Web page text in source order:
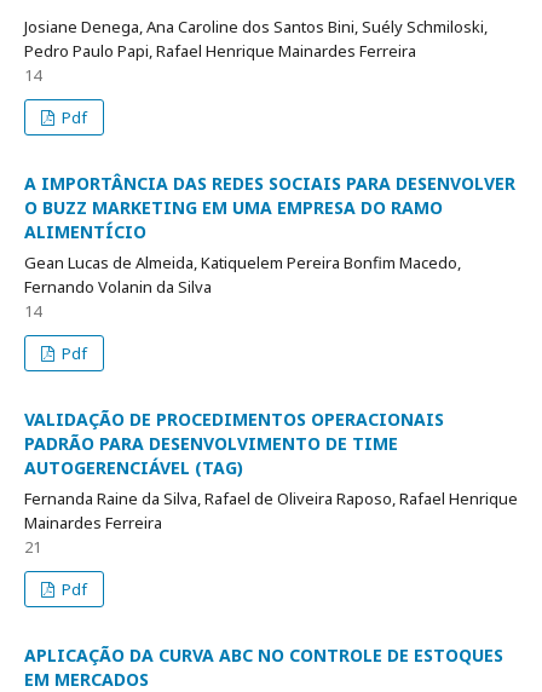
Josiane Denega, Ana Caroline dos Santos Bini, Suély Schmiloski,
Pedro Paulo Papi, Rafael Henrique Mainardes Ferreira
14
Pdf
A IMPORTÂNCIA DAS REDES SOCIAIS PARA DESENVOLVER
O BUZZ MARKETING EM UMA EMPRESA DO RAMO
ALIMENTÍCIO
Gean Lucas de Almeida, Katiquelem Pereira Bonfim Macedo,
Fernando Volanin da Silva
14
Pdf
VALIDAÇÃO DE PROCEDIMENTOS OPERACIONAIS
PADRÃO PARA DESENVOLVIMENTO DE TIME
AUTOGERENCIÁVEL (TAG)
Fernanda Raine da Silva, Rafael de Oliveira Raposo, Rafael Henrique
Mainardes Ferreira
21
Pdf
APLICAÇÃO DA CURVA ABC NO CONTROLE DE ESTOQUES
EM MERCADOS